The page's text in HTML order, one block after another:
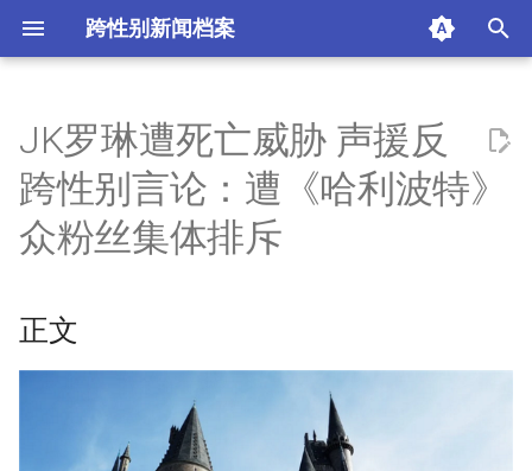
跨性别新闻档案
t
i
i
正文
摘要与附加信息
JK罗琳遭死亡威胁 声援反
跨性别言论：遭《哈利波特》
众粉丝集体排斥
正文